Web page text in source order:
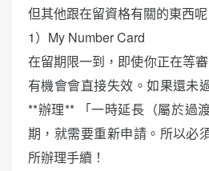
但其他跟在留資格有關的東西呢
1）My Number Card
在留期限一到，即使你正在等
有機會會直接失效。如果還未
**辦理** 「一時延長（屬於過
期，就需要重新申請。所以必
所辦理手續！